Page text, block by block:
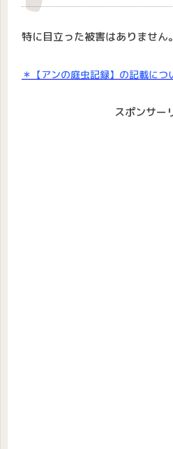
特に目立った被害はありません。
＊【アンの庭虫記録】の記載につ
スポンサー